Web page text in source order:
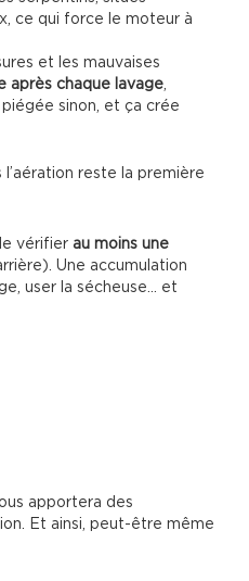
ce qui force le moteur à
et les mauvaises
après chaque lavage,
sinon, et ça crée
reste la première
vérifier au moins une
Une accumulation
user la sécheuse… et
apportera des
Et ainsi, peut-être même